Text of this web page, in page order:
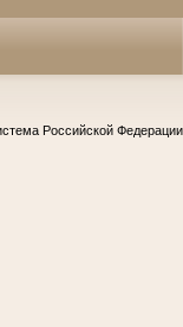
Российской